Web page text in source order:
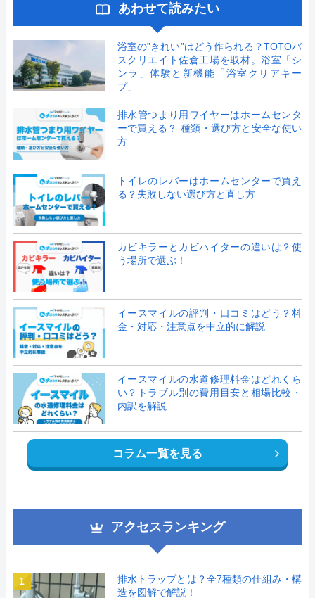
あわせて読みたい
浴室の”きれい”はどう作られる？TOTOバ
スクリエイト佐倉工場を取材。浴室「シ
ンラ」体験と新機能「浴室クリアキー
プ」
排水管つまり用ワイヤーはホームセンタ
ーで買える？ 種類・選び方と安全な使い
方
トイレのレバーはホームセンターで買え
る？失敗しない選び方と直し方
カビキラーとカビハイターの違いは？使
う場所で選ぶ！
イースマイルの評判・口コミはどう？料
金・対応・注意点を中立的に解説
イースマイルの水道修理料金はどれくら
い？トラブル別の費用目安と相場比較・
内訳を解説
コラム一覧を見る
アクセスランキング
1
排水トラップとは？全7種類の仕組み・構
造を図解で解説！